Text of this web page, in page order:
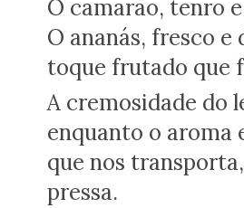
O camarão, tenro
O ananás, fresco
toque frutado que
A cremosidade do
enquanto o aroma
que nos
pressa.